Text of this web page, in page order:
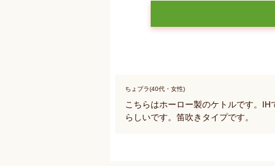
ちょプラ(40代・女性)
こちらはホーロー製のケトルです。
らしいです。笛吹きタイプです。